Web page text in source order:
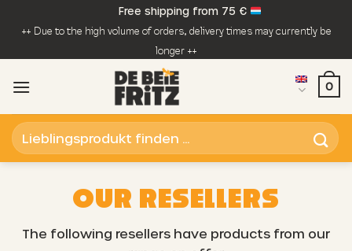
Free shipping from 75 €
++ Due to the high volume of orders, delivery times may currently be
longer ++
0
Search
for:
OUR RESELLERS
The following resellers have products from our